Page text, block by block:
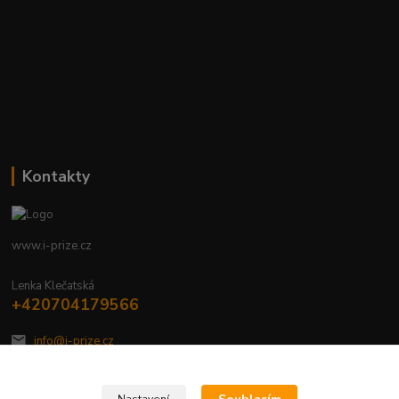
Kontakty
www.i-prize.cz
Lenka Klečatská
+420704179566
info@i-prize.cz